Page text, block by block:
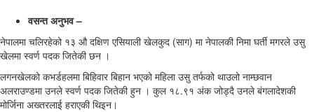
वसन्त अनुभव –
नेपालमा चलिरहेको १३ औ दक्षिण एसियाली खेलकुद (साग) मा नेपालकी निमा घर्ती मगरले उसु
खेलमा स्वर्ण पदक जितेकी छन ।
लगनखेलको कभर्डहलमा बिहिवार बिहान भएको महिला उसु तर्फको थाउलो नाम्छवान
अलराउण्डमा उनले स्वर्ण पदक जितेकी हुन । कुल १८.९१ अंक जोड्दै उनले बंगलादेशकी
मोर्जिना अख्तरलाई हराएकी थिइन।